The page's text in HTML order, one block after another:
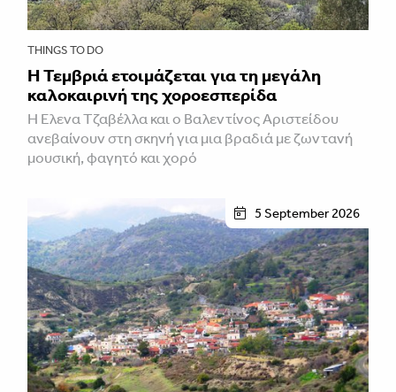
THINGS TO DO
Η Τεμβριά ετοιμάζεται για τη μεγάλη
καλοκαιρινή της χοροεσπερίδα
Η Έλενα Τζαβέλλα και ο Βαλεντίνος Αριστείδου
ανεβαίνουν στη σκηνή για μια βραδιά με ζωντανή
μουσική, φαγητό και χορό
5 September 2026